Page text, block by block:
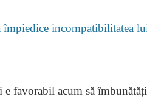
incompatibilitatea
favorabil acum să